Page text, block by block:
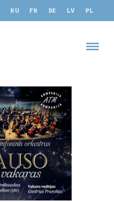
RU FR DE LV PL